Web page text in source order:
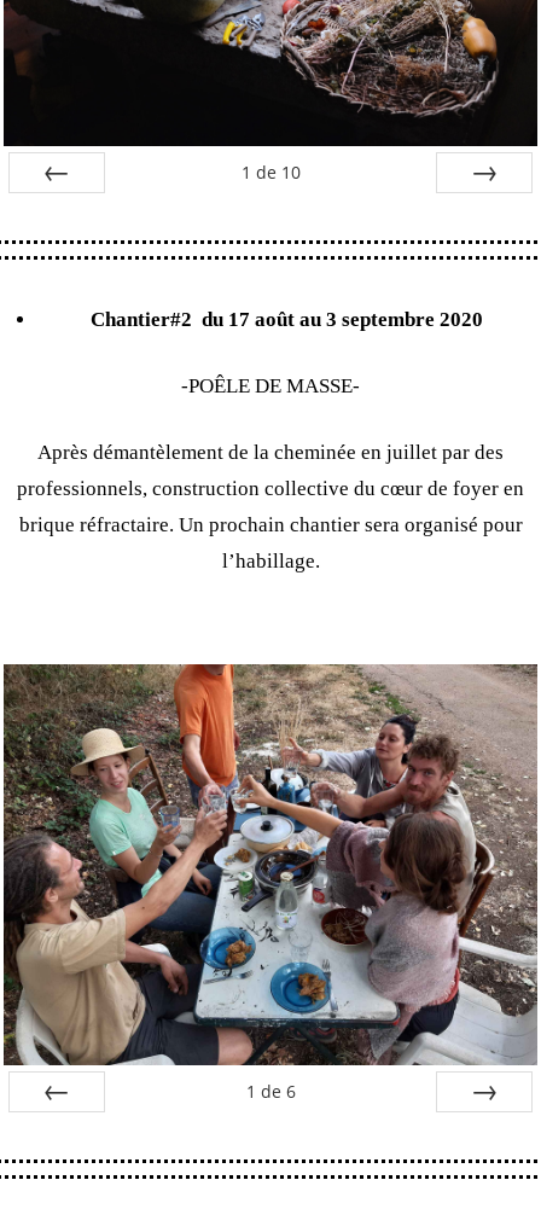
1 de 10
Chantier#2du 17 août au 3 septembre 2020
-POÊLE DE MASSE-
Après démantèlement de la cheminée en juillet par des
professionnels, construction collective du cœur de foyer en
brique réfractaire. Un prochain chantier sera organisé pour
l’habillage.
1 de 6